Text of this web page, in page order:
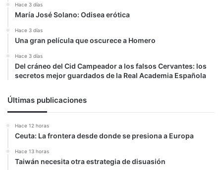
Hace 3 días
María José Solano: Odisea erótica
Hace 3 días
Una gran película que oscurece a Homero
Hace 3 días
Del cráneo del Cid Campeador a los falsos Cervantes: los
secretos mejor guardados de la Real Academia Española
Últimas publicaciones
Hace 12 horas
Ceuta: La frontera desde donde se presiona a Europa
Hace 13 horas
Taiwán necesita otra estrategia de disuasión